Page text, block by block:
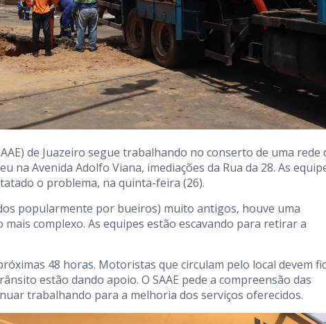
de Juazeiro segue trabalhando no conserto de uma rede
na Avenida Adolfo Viana, imediações da Rua da 28. As
o problema, na quinta-feira (26).
popularmente por bueiros) muito antigos, houve uma
complexo. As equipes estão escavando para retirar a
48 horas. Motoristas que circulam pelo local devem
estão dando apoio. O SAAE pede a compreensão das
trabalhando para a melhoria dos serviços oferecidos.